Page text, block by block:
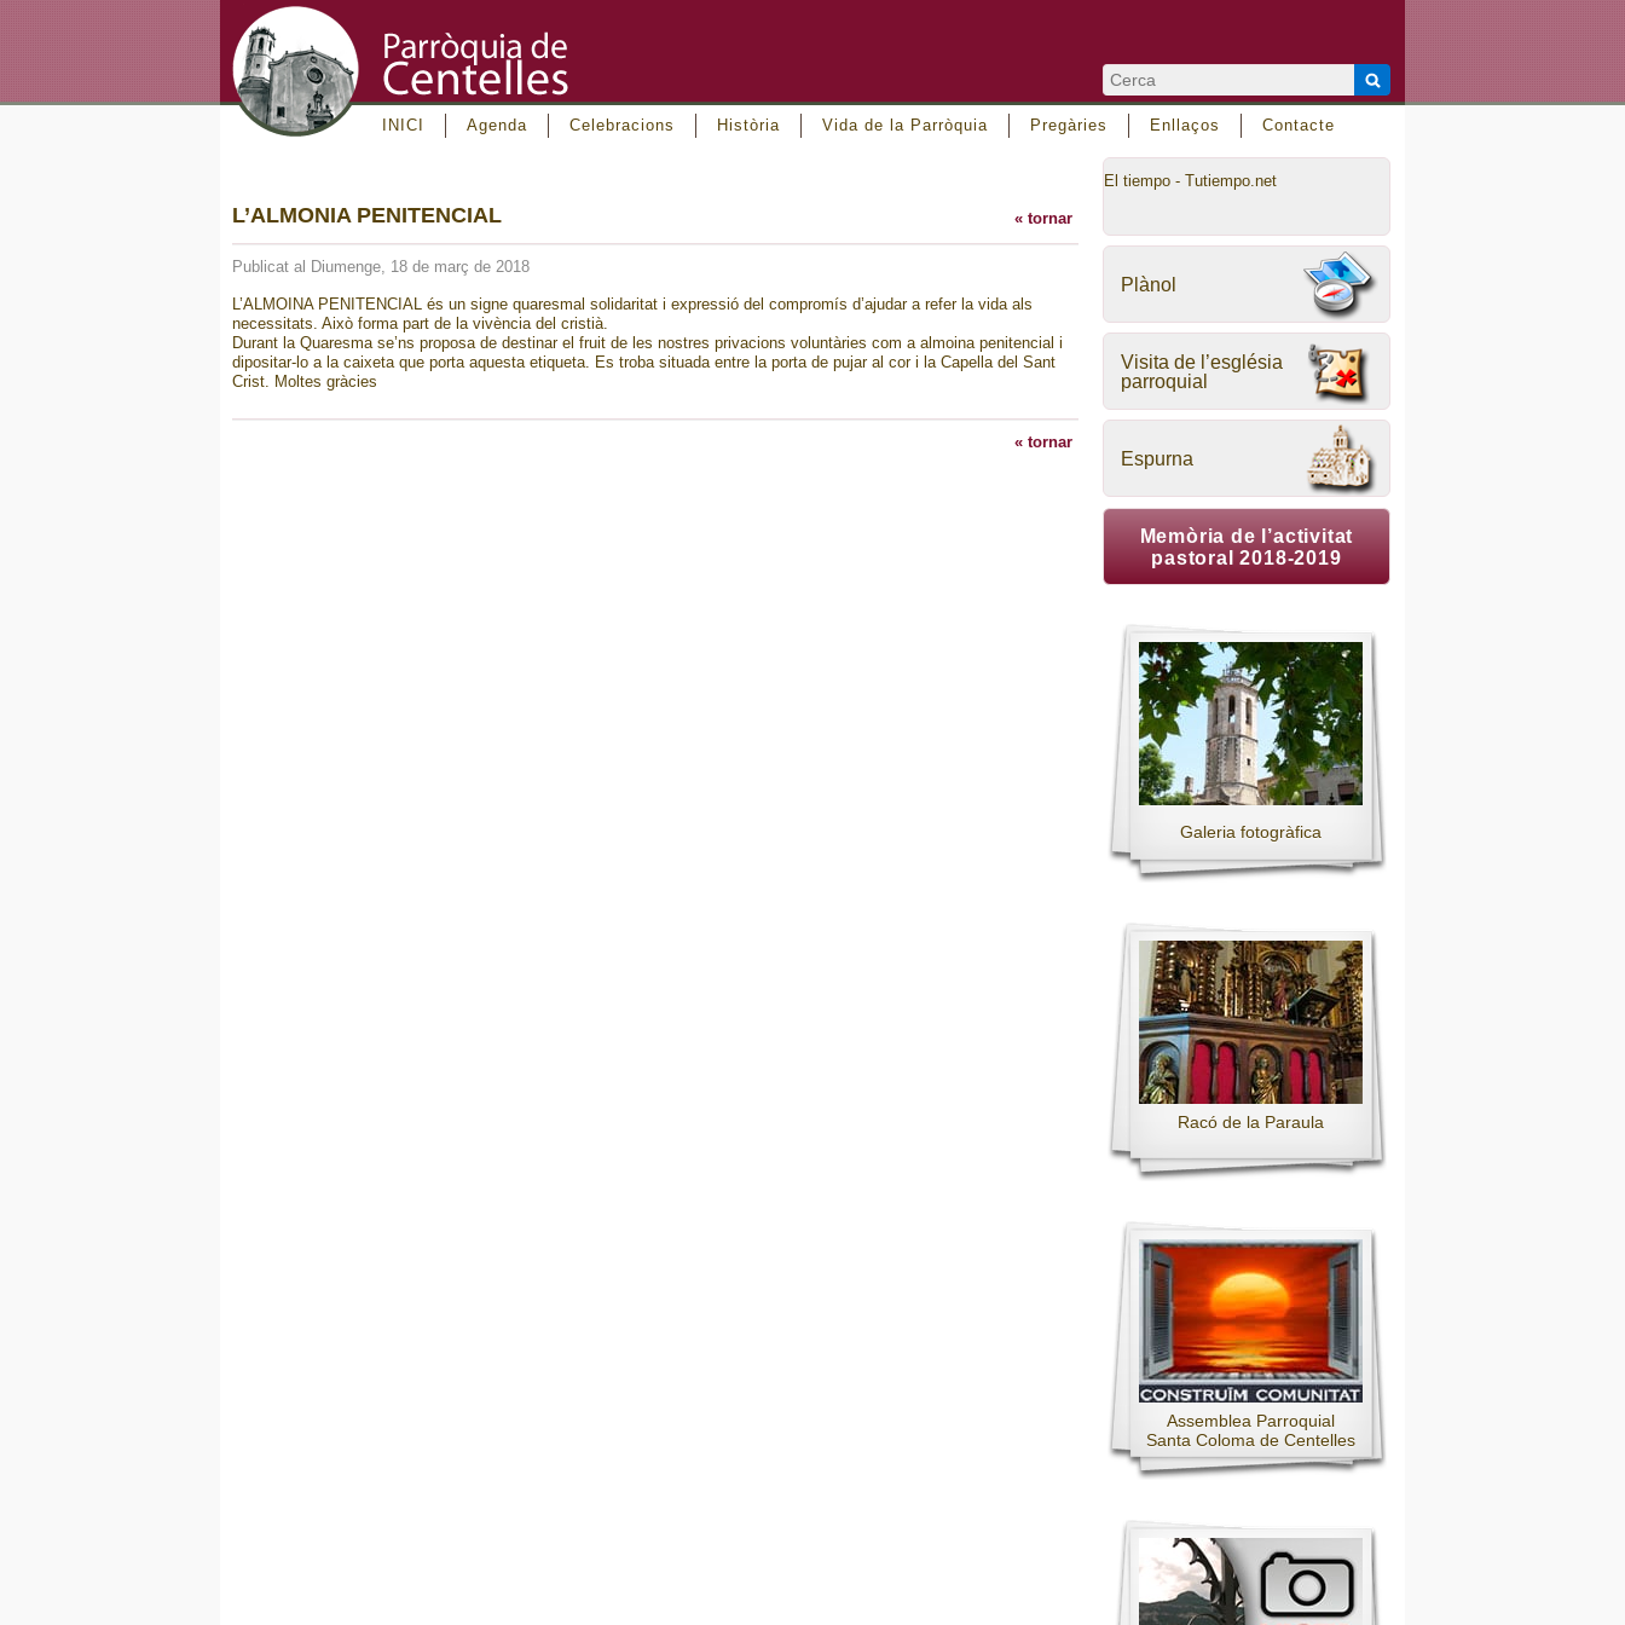
INICI Agenda Celebracions Història Vida de la Parròquia Pregàries Enllaços Contacte
L’ALMONIA PENITENCIAL « tornar
Publicat al Diumenge, 18 de març de 2018
L’ALMOINA PENITENCIAL és un signe quaresmal solidaritat i expressió del compromís d’ajudar a refer la vida als
necessitats. Això forma part de la vivència del cristià.
Durant la Quaresma se’ns proposa de destinar el fruit de les nostres privacions voluntàries com a almoina penitencial i
dipositar-lo a la caixeta que porta aquesta etiqueta. Es troba situada entre la porta de pujar al cor i la Capella del Sant
Crist. Moltes gràcies
« tornar
El tiempo - Tutiempo.net
Plànol
Visita de l’església
parroquial
Espurna
Memòria de l’activitat
pastoral 2018-2019
Galeria fotogràfica
Racó de la Paraula
Assemblea Parroquial
Santa Coloma de Centelles